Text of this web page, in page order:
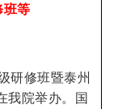
班等
研修班暨泰州
我院举办。国